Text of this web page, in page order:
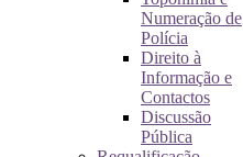
Numeração de
Polícia
Direito à
Informação e
Contactos
Discussão
Pública